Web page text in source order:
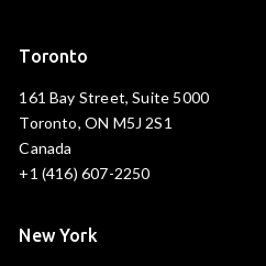
Toronto
161 Bay Street, Suite 5000
Toronto, ON M5J 2S1
Canada
+1 (416) 607-2250
New York